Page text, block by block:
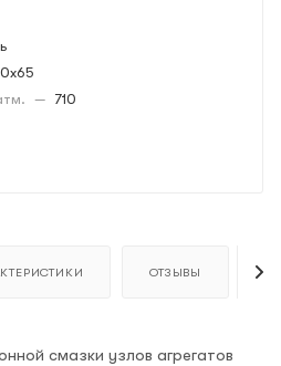
— 710
ОТЗЫВЫ
смазки узлов агрегатов